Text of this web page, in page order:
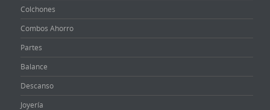
Colchones
Combos Ahorro
Partes
Balance
Descanso
Joyería